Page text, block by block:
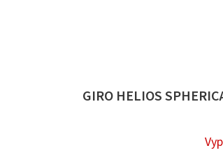
GIRO HELIOS